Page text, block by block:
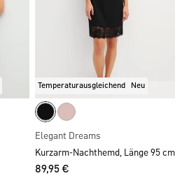
Temperaturausgleichend Neu
Elegant Dreams
Kurzarm-Nachthemd, Länge 95 cm
89,95 €